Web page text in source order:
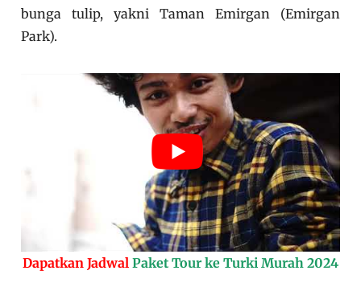
bunga tulip, yakni Taman Emirgan (Emirgan
Park).
Dapatkan Jadwal Paket Tour ke Turki Murah 2024